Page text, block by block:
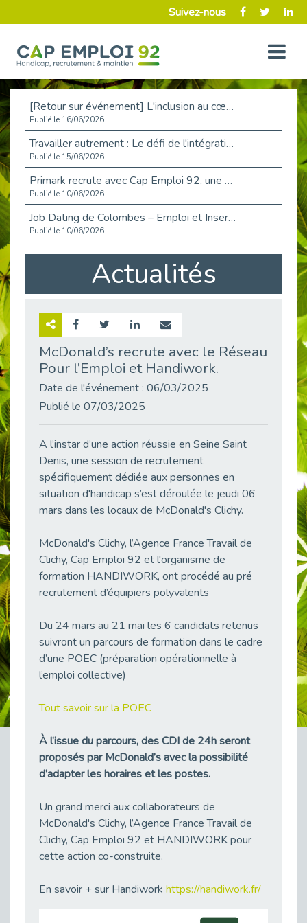
Suivez-nous
[Retour sur événement] L'inclusion au cœur de la Place de l'Emploi à La Défense !
Publié le 16/06/2026
Travailler autrement : Le défi de l'intégration des maladies chroniques en entreprise
Publié le 15/06/2026
Primark recrute avec Cap Emploi 92, une matinée couronnée de succès !
Publié le 10/06/2026
Job Dating de Colombes – Emploi et Insertion
Publié le 10/06/2026
Aborder l'entretien et la situation de handicap en toute confiance
Publié le 09/06/2026
Retour sur l’atelier « Optimiser sa recherche d’emploi »
« Confiance en soi et acceptation du handicap » : un levier puissant vers l’emploi
Handicap et emploi : une matinée pour briser les tabous
Publié le 21/05/2026
L’alternance : un levier stratégique pour recruter et inclure durablement
Fibromyalgie : Quand la douleur invisible s’invite au bureau
Publié le 12/05/2026
38 vidéos pour comprendre et agir durablement
Publié le 04/05/2026
Le taux d’emploi direct dans la fonction publique dépasse 6 % en 2025
Publié le 04/05/2026
Publié le 01/05/2026
Témoignage : Le parcours de Marc, 44 ans
Publié le 30/04/2026
Publié le 29/04/2026
28 avril : Agir ensemble pour une culture de prévention au travail
Publié le 27/04/2026
Mobilisation pour l’alternance et le handicap
Actualités
McDonald’s recrute avec le Réseau
Pour l’Emploi et Handiwork.
Date de l'événement : 06/03/2025
Publié le 07/03/2025
A l’instar d’une action réussie en Seine Saint
Denis, une session de recrutement
spécifiquement dédiée aux personnes en
situation d'handicap s’est déroulée le jeudi 06
mars dans les locaux de McDonald's Clichy.
McDonald's Clichy, l’Agence France Travail de
Clichy, Cap Emploi 92 et l'organisme de
formation HANDIWORK, ont procédé au pré
recrutement d’équipiers polyvalents
Du 24 mars au 21 mai les 6 candidats retenus
suivront un parcours de formation dans le cadre
d’une POEC (préparation opérationnelle à
l’emploi collective)
Tout savoir sur la POEC
À l’issue du parcours, des CDI de 24h seront
proposés par McDonald’s avec la possibilité
d’adapter les horaires et les postes.
Un grand merci aux collaborateurs de
McDonald's Clichy, l’Agence France Travail de
Clichy, Cap Emploi 92 et HANDIWORK pour
cette action co-construite.
En savoir + sur Handiwork https://handiwork.fr/